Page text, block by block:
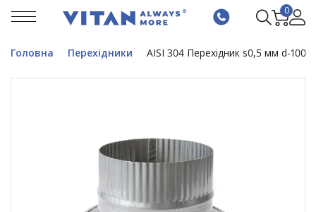
0
Головна Перехідники AISI 304 Перехідник s0,5 мм d-100/